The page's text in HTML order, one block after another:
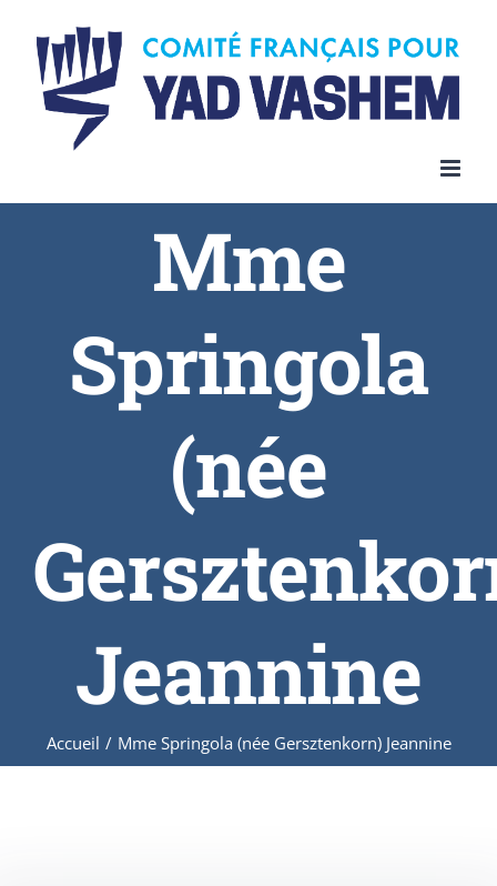
content
Mme
Springola
(née
Jeannine
Accueil / Mme Springola (née Gersztenkorn) Jeannine